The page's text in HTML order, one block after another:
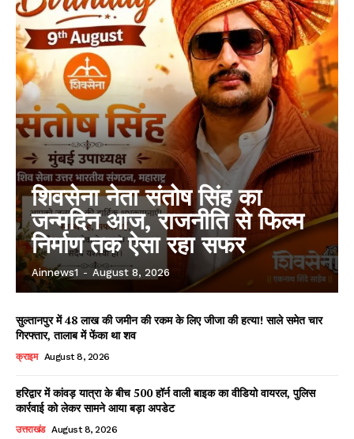
शिवसेना नेता संतोष सिंह का
जन्मदिन आज, राजनीति से फिल्म
निर्माण तक ऐसा रहा सफर
Ainnews1 - August 8, 2026
सुल्तानपुर में 48 लाख की जमीन की रकम के लिए जीजा की हत्या! साले समेत चार
गिरफ्तार, तालाब में फेंका था शव
क्राइम August 8, 2026
हरिद्वार में कांवड़ यात्रा के बीच 500 हॉर्न वाली बाइक का वीडियो वायरल, पुलिस
कार्रवाई को लेकर सामने आया बड़ा अपडेट
उत्तराखंड August 8, 2026